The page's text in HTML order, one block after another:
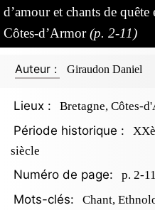
d’amour et chants de quête
Côtes-d’Armor(p. 2-11)
Auteur : Giraudon Daniel
Lieux : Bretagne, Côtes-
Période historique :
siècle
Numéro de page: p. 2-11
Mots-clés:
Chant,